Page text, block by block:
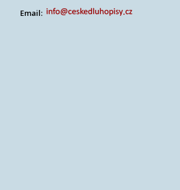
Email: